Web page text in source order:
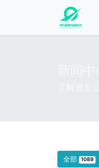
全部 1089